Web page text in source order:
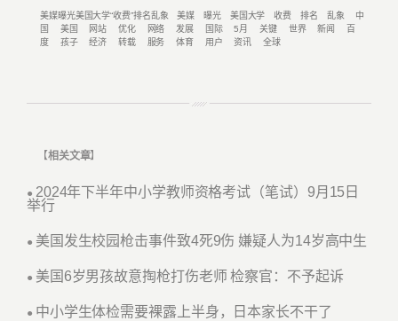
美媒曝光美国大学“收费”排名乱象 美媒 曝光 美国大学 收费 排名 乱象
中
国
美国 网站 优化 网络 发展 国际 5月 关键 世界 新闻
百
度
孩子 经济 转载 服务 体育 用户 资讯 全球
【相关文章】
● 2024年下半年中小学教师资格考试（笔试）9月15日
举行
● 美国发生校园枪击事件致4死9伤 嫌疑人为14岁高中生
● 美国6岁男孩故意掏枪打伤老师 检察官：不予起诉
● 中小学生体检需要裸露上半身，日本家长不干了